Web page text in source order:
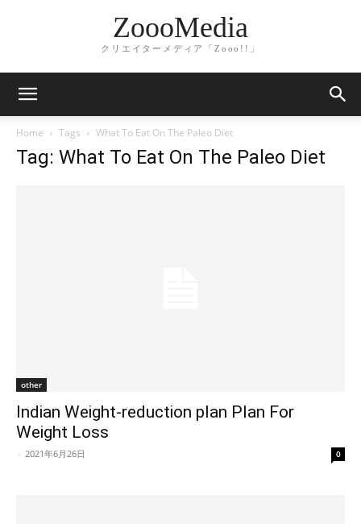
ZoooMedia
クリエイターメディア「Zooo!!」
Home Tags What To Eat On The Paleo Diet
Tag: What To Eat On The Paleo Diet
other
Indian Weight-reduction plan Plan For
Weight Loss
- 2021年6月26日 0